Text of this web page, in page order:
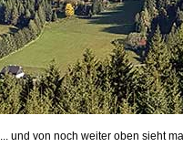
... und von noch weiter oben sieht